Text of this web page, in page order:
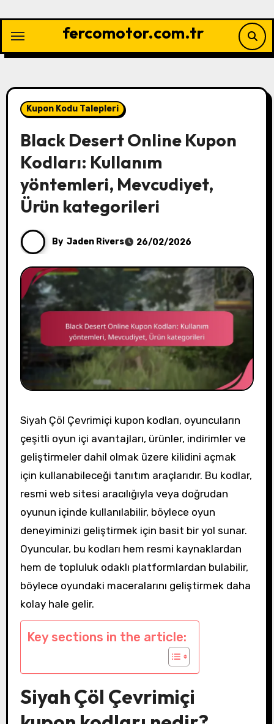
content
fercomotor.com.tr
Kupon Kodu Talepleri
Black Desert Online Kupon
Kodları: Kullanım
yöntemleri, Mevcudiyet,
Ürün kategorileri
By Jaden Rivers 26/02/2026
Siyah Çöl Çevrimiçi kupon kodları, oyuncuların
çeşitli oyun içi avantajları, ürünler, indirimler ve
geliştirmeler dahil olmak üzere kilidini açmak
için kullanabileceği tanıtım araçlarıdır. Bu kodlar,
resmi web sitesi aracılığıyla veya doğrudan
oyunun içinde kullanılabilir, böylece oyun
deneyiminizi geliştirmek için basit bir yol sunar.
Oyuncular, bu kodları hem resmi kaynaklardan
hem de topluluk odaklı platformlardan bulabilir,
böylece oyundaki maceralarını geliştirmek daha
kolay hale gelir.
Key sections in the article:
Siyah Çöl Çevrimiçi